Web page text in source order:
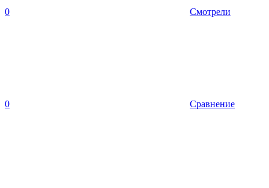
0 Смотрели
0 Сравнение